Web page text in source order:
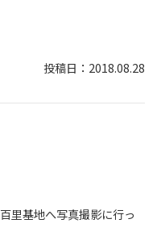
2018.08.28
里基地へ写真撮影に行っ